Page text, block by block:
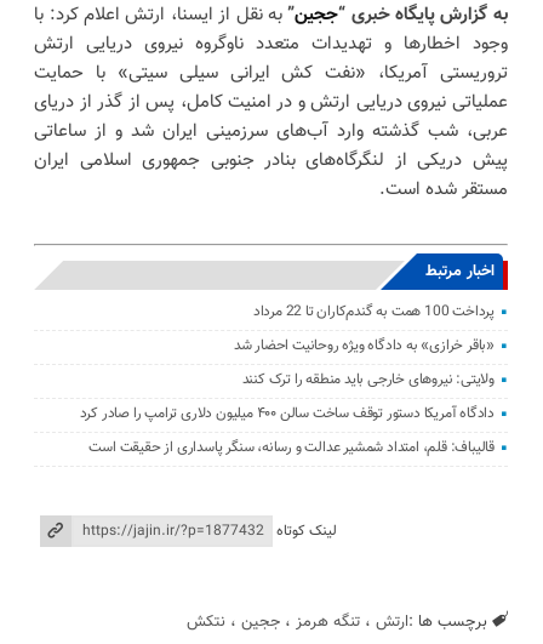
به گزارش پایگاه خبری “ججین”به نقل از ایسنا، ارتش اعلام کرد: با
وجود اخطارها و تهدیدات متعدد ناوگروه نیروی دریایی ارتش
تروریستی آمریکا، «نفت کش ایرانی سیلی سیتی» با حمایت
عملیاتی نیروی دریایی ارتش و در امنیت کامل، پس از گذر از دریای
عربی، شب گذشته وارد آب‌های سرزمینی ایران شد و از ساعاتی
پیش دریکی از لنگرگاه‌های بنادر جنوبی جمهوری اسلامی ایران
مستقر شده است.
اخبار مرتبط
پرداخت 100 همت به گندم‌کاران تا 22 مرداد
«باقر خرازی» به دادگاه ویژه روحانیت احضار شد
ولایتی: نیرو‌های خارجی باید منطقه را ترک کنند
دادگاه آمریکا دستور توقف ساخت سالن ۴۰۰ میلیون دلاری ترامپ را صادر کرد
قالیباف: قلم، امتداد شمشیر عدالت و رسانه، سنگر پاسداری از حقیقت است
لینک کوتاه
برچسب ها :ارتش ،تنگه هرمز ،ججین ، نتکش